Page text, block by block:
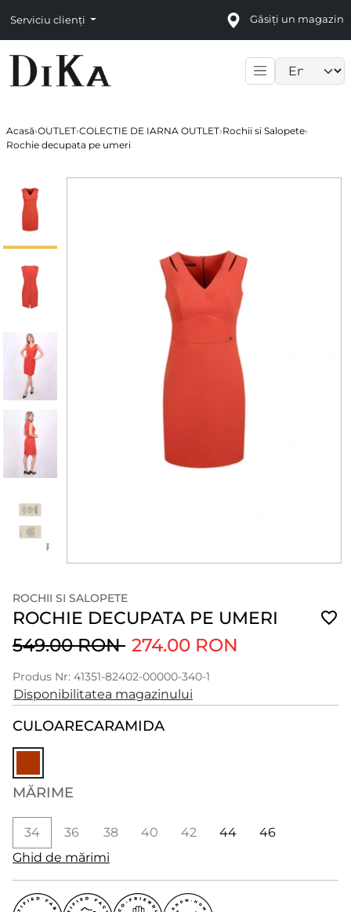
Serviciu clienți Găsiți un magazin
Acasă›OUTLET›COLECTIE DE IARNA OUTLET›Rochii si Salopete›
Rochie decupata pe umeri
ROCHII SI SALOPETE
ROCHIE DECUPATA PE UMERI
549.00 RON 274.00 RON
Produs Nr: 41351-82402-00000-340-1
Disponibilitatea magazinului
CULOARECARAMIDA
MĂRIME
34 36 38 40 42 44
46
Ghid de mărimi